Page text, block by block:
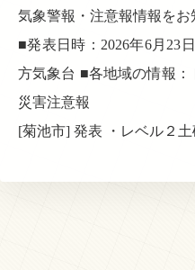
気象警報・注意報情報をお
■発表日時：2026年6月23
方気象台 ■各地域の情報
災害注意報
[菊池市] 発表 ・レベル２